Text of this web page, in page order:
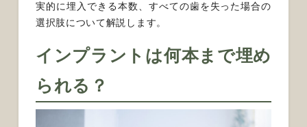
実的に埋入できる本数、すべての歯を失った場合の
選択肢について解説します。
インプラントは何本まで埋め
られる？